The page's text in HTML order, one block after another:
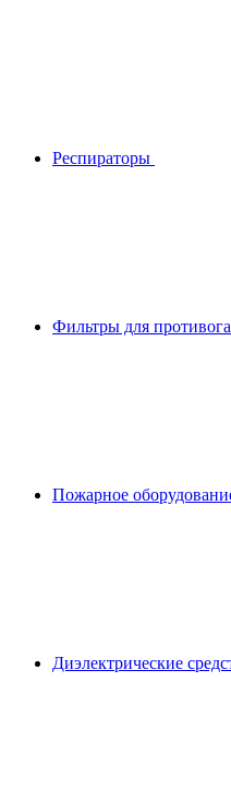
Респираторы
Фильтры для
Пожарное
Диэлектрические